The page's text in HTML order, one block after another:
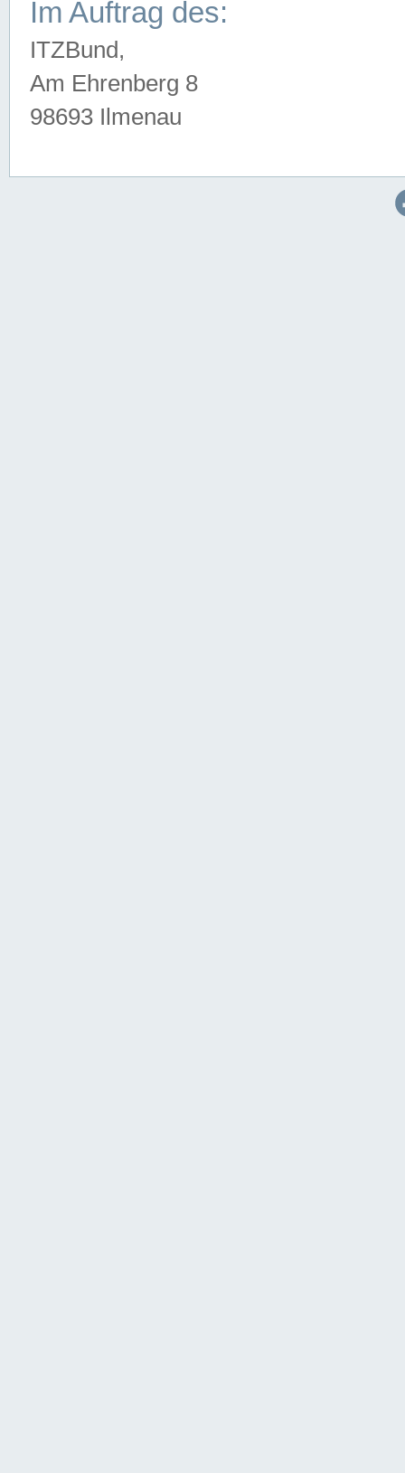
Im Auftrag des:
ITZBund,
Am Ehrenberg 8
98693 Ilmenau